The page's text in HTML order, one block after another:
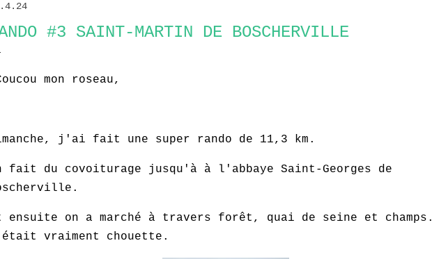
#3 SAINT-MARTIN DE BOSCHERVILLE
mon roseau,
j'ai fait une super rando de 11,3 km.
fait du covoiturage jusqu'à à l'abbaye Saint-Georges de
ensuite on a marché à travers forêt, quai de seine et champs.
vraiment chouette.